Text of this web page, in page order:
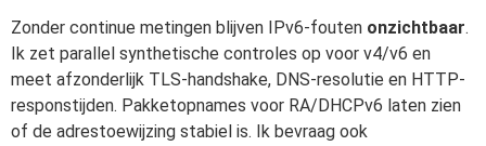
Zonder continue metingen blijven IPv6-fouten onzichtbaar.
Ik zet parallel synthetische controles op voor v4/v6 en
meet afzonderlijk TLS-handshake, DNS-resolutie en HTTP-
responstijden. Pakketopnames voor RA/DHCPv6 laten zien
of de adrestoewijzing stabiel is. Ik bevraag ook